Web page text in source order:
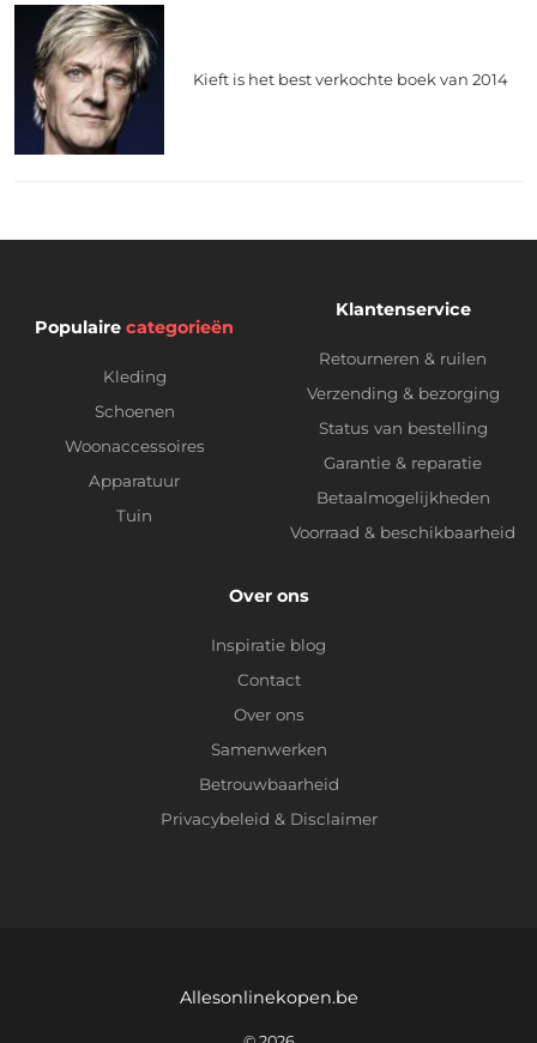
Kieft is het best verkochte boek van 2014
Populaire categorieën
Kleding
Schoenen
Woonaccessoires
Apparatuur
Tuin
Klantenservice
Retourneren & ruilen
Verzending & bezorging
Status van bestelling
Garantie & reparatie
Betaalmogelijkheden
Voorraad & beschikbaarheid
Over ons
Inspiratie blog
Contact
Over ons
Samenwerken
Betrouwbaarheid
Privacybeleid & Disclaimer
Allesonlinekopen.be